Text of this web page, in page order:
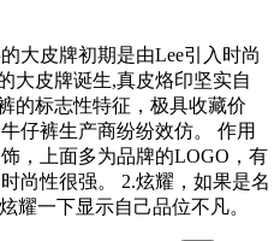
大皮牌初期是由Lee引入时尚
大皮牌诞生,真皮烙印坚实自
的标志性特征，极具收藏价
仔裤生产商纷纷效仿。 作用
，上面多为品牌的LOGO，有
尚性很强。 2.炫耀，如果是名
耀一下显示自己品位不凡。